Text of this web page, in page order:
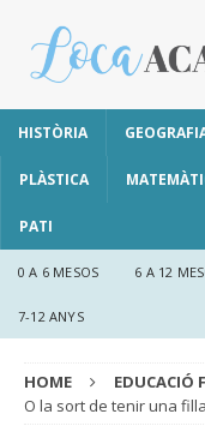
HISTÒRIA
PLÀSTICA
PATI
0 A 6 MESOS 6 A 12
7-12 ANYS
HOME EDUCACIÓ
O la sort de tenir una